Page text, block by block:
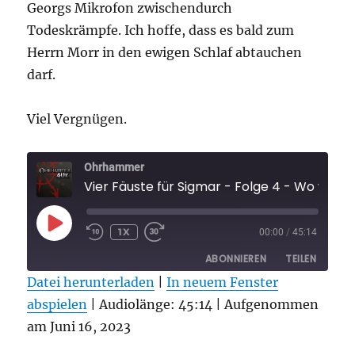
Georgs Mikrofon zwischendurch
Todeskrämpfe. Ich hoffe, dass es bald zum
Herrn Morr in den ewigen Schlaf abtauchen
darf.
Viel Vergnügen.
Ohrhammer
PLAY
EPISODE
1X 00:00 / 45:14
ABONNIEREN TEILEN
RSS FEED
TEILEN
LINK
Datei herunterladen |In neuem Fenster
abspielen |Audiolänge: 45:14 |Aufgenommen
am Juni 16, 2023